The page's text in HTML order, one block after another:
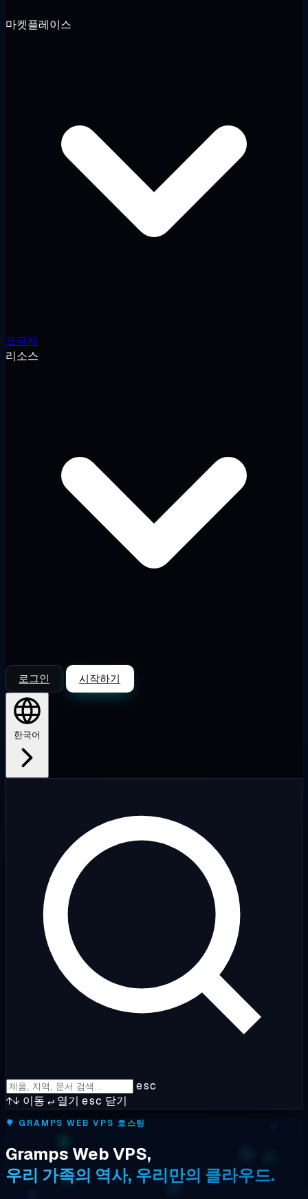
마켓플레이스
요금제
리소스
로그인 시작하기
한국어
esc
↑↓ 이동 ↵ 열기 esc 닫기
🌳 GRAMPS WEB VPS 호스팅
Gramps Web VPS,
우리 가족의 역사, 우리만의 클라우드.